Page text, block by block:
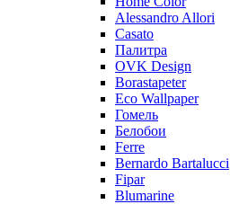
Alessandro Allori
Casato
Палитра
OVK Design
Borastapeter
Eco Wallpaper
Гомель
Белобои
Ferre
Bernardo Bartalucci
Fipar
Blumarine